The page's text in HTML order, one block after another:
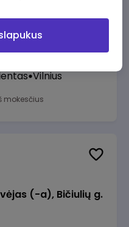
Vilnius
mokesčius
(-a), Bičiulių g.